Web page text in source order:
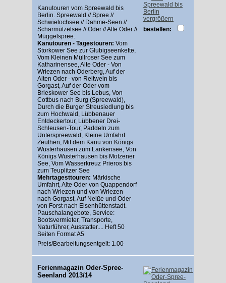
Kanutouren vom Spreewald bis
Berlin. Spreewald // Spree //
Schwielochsee // Dahme-Seen //
Scharmützelsee // Oder // Alte Oder //
Müggelspree.
Kanutouren - Tagestouren: Vom
Storkower See zur Glubigseenkette,
Vom Kleinen Müllroser See zum
Katharinensee, Alte Oder - Von
Wriezen nach Oderberg, Auf der
Alten Oder - von Reitwein bis
Gorgast, Auf der Oder vom
Brieskower See bis Lebus, Von
Cottbus nach Burg (Spreewald),
Durch die Burger Streusiedlung bis
zum Hochwald, Lübbenauer
Entdeckertour, Lübbener Drei-
Schleusen-Tour, Paddeln zum
Unterspreewald, Kleine Umfahrt
Zeuthen, Mit dem Kanu von Königs
Wusterhausen zum Lankensee, Von
Königs Wusterhausen bis Motzener
See, Vom Wasserkreuz Prieros bis
zum Teuplitzer See
Mehrtagesttouren: Märkische
Umfahrt, Alte Oder von Quappendorf
nach Wriezen und von Wriezen
nach Gorgast, Auf Neiße und Oder
von Forst nach Eisenhüttenstadt.
Pauschalangebote, Service:
Bootsvermieter, Transporte,
Naturführer, Ausstatter.... Heft 50
Seiten Format A5
Preis/Bearbeitungsentgelt: 1.00
vergrößern
bestellen:
Ferienmagazin Oder-Spree-
Seenland 2013/14